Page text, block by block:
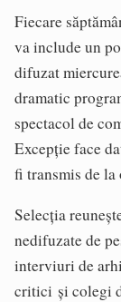
Fiecare
va include un
difuzat
dramatic
spectacol de
Excepție face
fi transmis de la
Selecția
nedifuzate de
interviuri de
critici și colegi